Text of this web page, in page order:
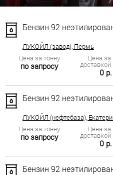
Бензин 92
ЛУКОЙЛ (завод), Пермь
Цена за тонну
по запросу
Цена за
доставкой
0 р.
Бензин 92
ЛУКОЙЛ (нефтебаза),
Цена за тонну
по запросу
Цена за
доставкой
0 р.
Бензин 92